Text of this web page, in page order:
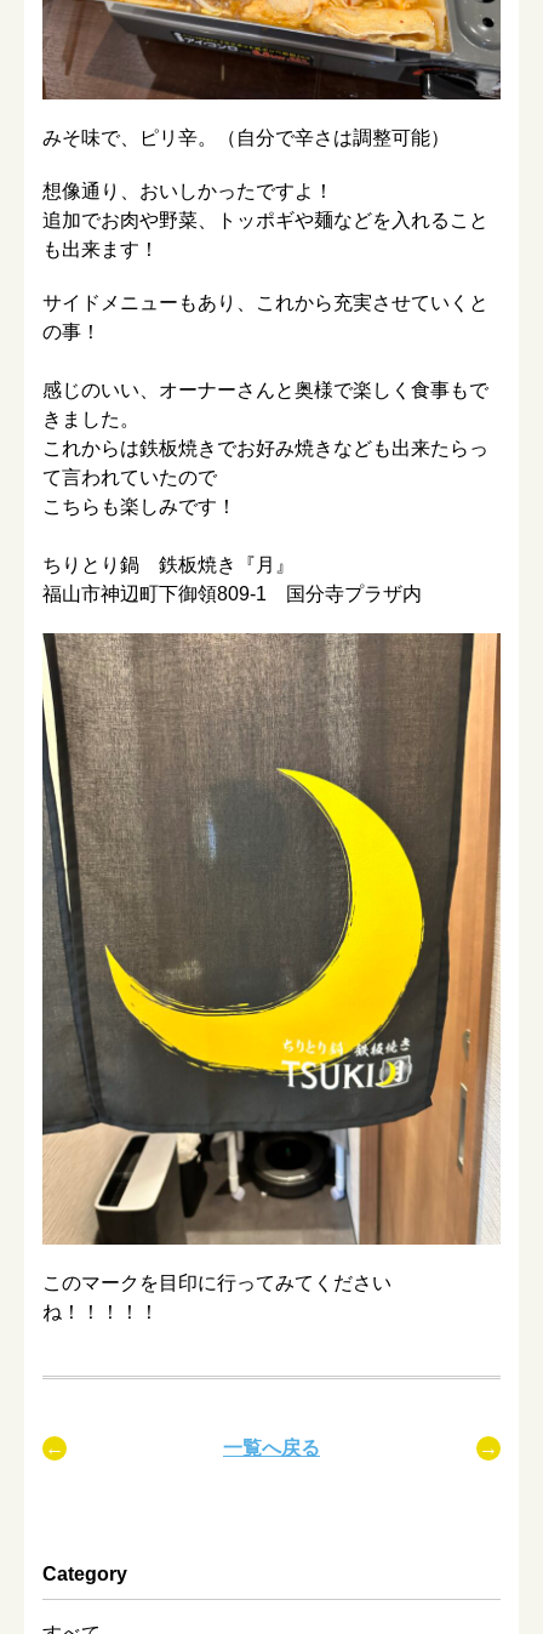
みそ味で、ピリ辛。（自分で辛さは調整可能）
想像通り、おいしかったですよ！
追加でお肉や野菜、トッポギや麺などを入れること
も出来ます！
サイドメニューもあり、これから充実させていくと
の事！
感じのいい、オーナーさんと奥様で楽しく食事もで
きました。
これからは鉄板焼きでお好み焼きなども出来たらっ
て言われていたので
こちらも楽しみです！
ちりとり鍋 鉄板焼き『月』
福山市神辺町下御領809-1 国分寺プラザ内
このマークを目印に行ってみてください
ね！！！！！
一覧へ戻る
Category